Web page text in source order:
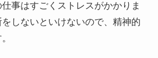
事はすごくストレスがかかりま
しないといけないので、精神的